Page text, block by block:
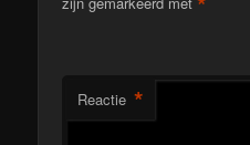
Reactie *